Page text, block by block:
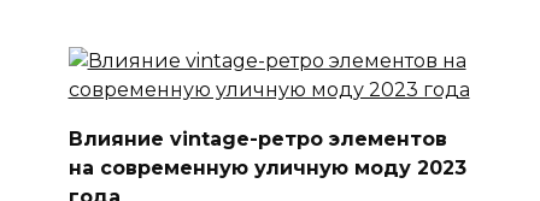
Влияние vintage-ретро элементов
на современную уличную моду 2023
года